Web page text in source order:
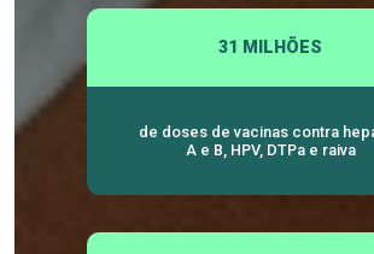
31 MILHÕES
de doses de vacinas contra
A e B, HPV, DTPa e raiva